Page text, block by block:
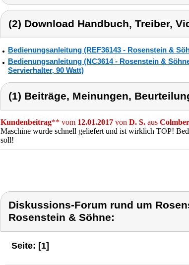
(2) Download Handbuch, Treiber,
Bedienungsanleitung (REF36143 - Rosenstein &
Bedienungsanleitung (NC3614 - Rosenstein &
Servierhalter, 90 Watt)
(1) Beiträge, Meinungen,
Kundenbeitrag** vom 12.01.2017 von D. S. aus
Maschine wurde schnell geliefert und ist wirklich TOP!
soll!
Diskussions-Forum rund um
Rosenstein & Söhne:
Seite: [1]